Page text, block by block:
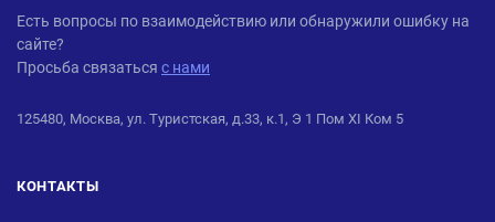
ANDPRO
Есть вопросы по взаимодействию или обнаружили ошибку на
сайте?
Просьба связаться с нами
125480, Москва, ул. Туристская, д.33, к.1, Э 1 Пом XI Ком 5
КОНТАКТЫ